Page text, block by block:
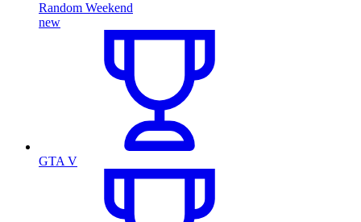
Random Weekend
new
GTA V